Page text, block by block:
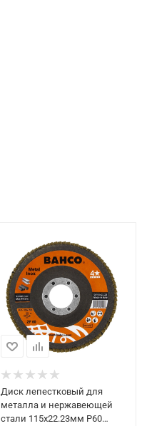
Диск лепестковый для
металла и нержавеющей
стали 115x22.23мм P60